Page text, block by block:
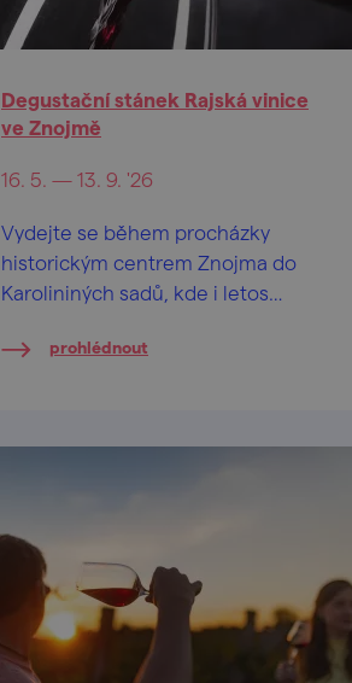
Degustační stánek Rajská vinice
ve Znojmě
16. 5. — 13. 9. '26
Vydejte se během procházky
historickým centrem Znojma do
Karolininých sadů, kde i letos
stánek Rajská vinice spravovaná
prohlédnout